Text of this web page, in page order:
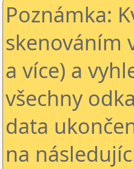
Poznámka:
skenováním
a více) a
všechny
data
na